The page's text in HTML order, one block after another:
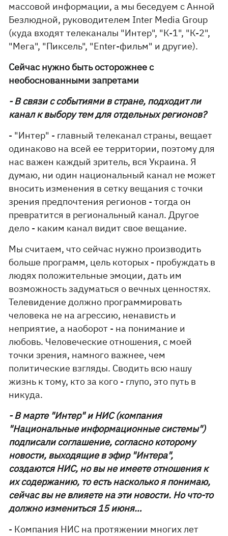
массовой информации, а мы беседуем с Анной
Безлюдной, руководителем Inter Media Group
(куда входят телеканалы "Интер", "К-1", "К-2",
"Мега", "Пиксель", "Enter-фильм" и другие).
Сейчас нужно быть осторожнее с
необоснованными запретами
- В связи с событиями в стране, подходит ли
канал к выбору тем для отдельных регионов?
- "Интер" - главный телеканал страны, вещает
одинаково на всей ее территории, поэтому для
нас важен каждый зритель, вся Украина. Я
думаю, ни один национальный канал не может
вносить изменения в сетку вещания с точки
зрения предпочтения регионов - тогда он
превратится в региональный канал. Другое
дело - каким канал видит свое вещание.
Мы считаем, что сейчас нужно производить
больше программ, цель которых - пробуждать в
людях положительные эмоции, дать им
возможность задуматься о вечных ценностях.
Телевидение должно программировать
человека не на агрессию, ненависть и
неприятие, а наоборот - на понимание и
любовь. Человеческие отношения, с моей
точки зрения, намного важнее, чем
политические взгляды. Сводить всю нашу
жизнь к тому, кто за кого - глупо, это путь в
никуда.
- В марте "Интер" и НИС (компания
"Национальные информационные системы")
подписали соглашение, согласно которому
новости, выходящие в эфир "Интера",
создаются НИС, но вы не имеете отношения к
их содержанию, то есть насколько я понимаю,
сейчас вы не влияете на эти новости. Но что-то
должно измениться 15 июня…
- Компания НИС на протяжении многих лет